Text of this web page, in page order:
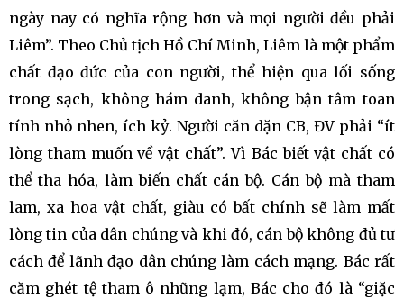
ngày nay có nghĩa rộng hơn và mọi người đều phải
Liêm”. Theo Chủ tịch Hồ Chí Minh, Liêm là một phẩm
chất đạo đức của con người, thể hiện qua lối sống
trong sạch, không hám danh, không bận tâm toan
tính nhỏ nhen, ích kỷ. Người căn dặn CB, ĐV phải “ít
lòng tham muốn về vật chất”. Vì Bác biết vật chất có
thể tha hóa, làm biến chất cán bộ. Cán bộ mà tham
lam, xa hoa vật chất, giàu có bất chính sẽ làm mất
lòng tin của dân chúng và khi đó, cán bộ không đủ tư
cách để lãnh đạo dân chúng làm cách mạng. Bác rất
căm ghét tệ tham ô nhũng lạm, Bác cho đó là “giặc